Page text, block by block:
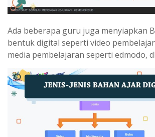
Ada beberapa guru juga menyiapkan
bentuk digital seperti video
media pembelajaran seperti edmodo,